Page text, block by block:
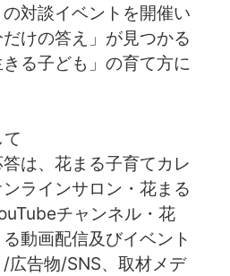
対談イベントを開催い
けの答え」が見つかる
きる子ども」の育て方に
は、花まる子育てカレ
ラインサロン・花まる
チャンネル・花
動画配信及びイベント
広告物/SNS、取材メデ